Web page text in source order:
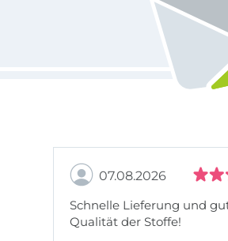
07.08.2026
Schnelle Lieferung und
Qualität der Stoffe!